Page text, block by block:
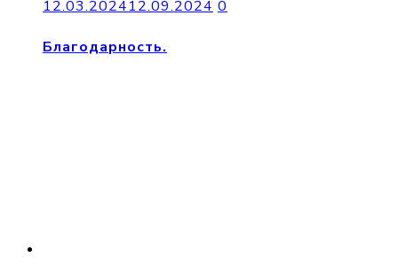
12.03.202412.09.2024 0
Благодарность.